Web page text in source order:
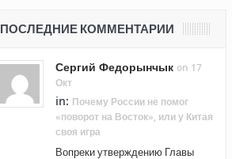
ПОСЛЕДНИЕ КОММЕНТАРИИ
Сергий Федорынчык on 17
Окт
in: Почему России не помог
«поворот на Восток», или у Китая
своя игра
Вопреки утверждению Главы